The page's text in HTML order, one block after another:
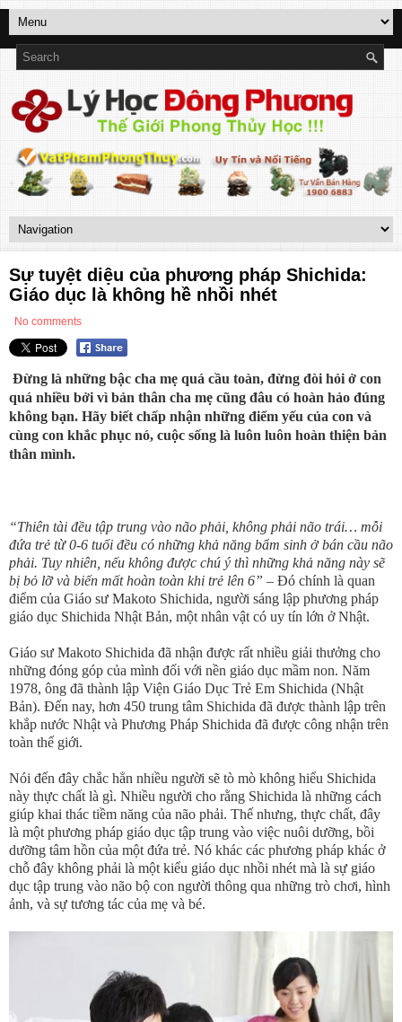
Sự tuyệt diệu của phương pháp Shichida:
Giáo dục là không hề nhồi nhét
No comments
Đừng là những bậc cha mẹ quá cầu toàn, đừng đòi hỏi ở con
quá nhiều bởi vì bản thân cha mẹ cũng đâu có hoàn hảo đúng
không bạn. Hãy biết chấp nhận những điểm yếu của con và
cùng con khắc phục nó, cuộc sống là luôn luôn hoàn thiện bản
thân mình.
“Thiên tài đều tập trung vào não phải, không phải não trái… mỗi
đứa trẻ từ 0-6 tuổi đều có những khả năng bẩm sinh ở bán cầu não
phải. Tuy nhiên, nếu không được chú ý thì những khả năng này sẽ
bị bỏ lỡ và biến mất hoàn toàn khi trẻ lên 6” – Đó chính là quan
điểm của Giáo sư Makoto Shichida, người sáng lập phương pháp
giáo dục Shichida Nhật Bản, một nhân vật có uy tín lớn ở Nhật.
Giáo sư Makoto Shichida đã nhận được rất nhiều giải thưởng cho
những đóng góp của mình đối với nền giáo dục mầm non. Năm
1978, ông đã thành lập Viện Giáo Dục Trẻ Em Shichida (Nhật
Bản). Đến nay, hơn 450 trung tâm Shichida đã được thành lập trên
khắp nước Nhật và Phương Pháp Shichida đã được công nhận trên
toàn thế giới.
Nói đến đây chắc hẳn nhiều người sẽ tò mò không hiểu Shichida
này thực chất là gì. Nhiều người cho rằng Shichida là những cách
giúp khai thác tiềm năng của não phải. Thế nhưng, thực chất, đây
là một phương pháp giáo dục tập trung vào việc nuôi dưỡng, bồi
dưỡng tâm hồn của một đứa trẻ. Nó khác các phương pháp khác ở
chỗ đây không phải là một kiểu giáo dục nhồi nhét mà là sự giáo
dục tập trung vào não bộ con người thông qua những trò chơi, hình
ảnh, và sự tương tác của mẹ và bé.